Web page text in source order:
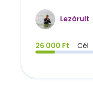
Lezárult
26 000 Ft Cél